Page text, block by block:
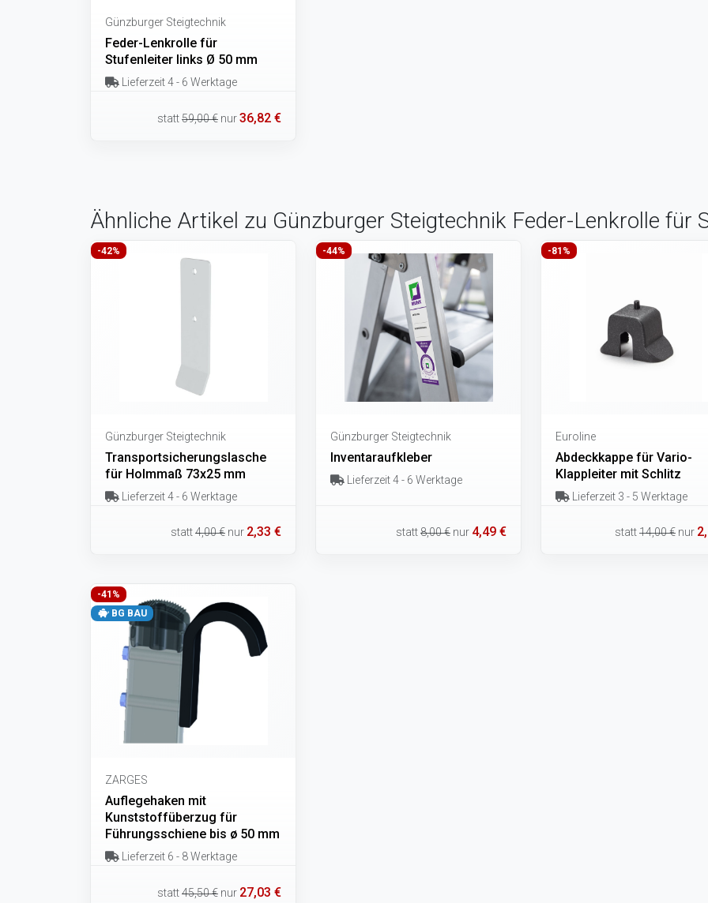
Günzburger Steigtechnik
Feder-Lenkrolle für
Stufenleiter links Ø 50 mm
Lieferzeit 4 - 6 Werktage
statt59,00 € nur36,82 €
Ähnliche Artikel zu Günzburger Steigtechnik Feder-Lenkrolle
-42%
Günzburger Steigtechnik
Transportsicherungslasche
für Holmmaß 73x25 mm
Lieferzeit 4 - 6 Werktage
statt4,00 € nur 2,33 €
-44%
Günzburger Steigtechnik
Inventaraufkleber
Lieferzeit 4 - 6 Werktage
statt8,00 € nur 4,49 €
-81%
Euroline
Abdeckkappe für Vario-
Klappleiter mit Schlitz
Lieferzeit 3 - 5 Werktage
statt14,00 € nur
-41%
BG BAU
ZARGES
Auflegehaken mit
Kunststoffüberzug für
Führungsschiene bis ø 50 mm
Lieferzeit 6 - 8 Werktage
statt45,50 € nur 27,03 €